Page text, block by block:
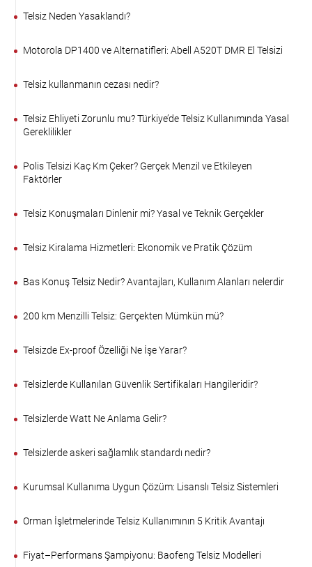
Telsiz Neden Yasaklandı?
Motorola DP1400 ve Alternatifleri: Abell A520T DMR El Telsizi
Telsiz kullanmanın cezası nedir?
Telsiz Ehliyeti Zorunlu mu? Türkiye’de Telsiz Kullanımında Yasal
Gereklilikler
Polis Telsizi Kaç Km Çeker? Gerçek Menzil ve Etkileyen
Faktörler
Telsiz Konuşmaları Dinlenir mi? Yasal ve Teknik Gerçekler
Telsiz Kiralama Hizmetleri: Ekonomik ve Pratik Çözüm
Bas Konuş Telsiz Nedir? Avantajları, Kullanım Alanları nelerdir
200 km Menzilli Telsiz: Gerçekten Mümkün mü?
Telsizde Ex-proof Özelliği Ne İşe Yarar?
Telsizlerde Kullanılan Güvenlik Sertifikaları Hangileridir?
Telsizlerde Watt Ne Anlama Gelir?
Telsizlerde askeri sağlamlık standardı nedir?
Kurumsal Kullanıma Uygun Çözüm: Lisanslı Telsiz Sistemleri
Orman İşletmelerinde Telsiz Kullanımının 5 Kritik Avantajı
Fiyat–Performans Şampiyonu: Baofeng Telsiz Modelleri